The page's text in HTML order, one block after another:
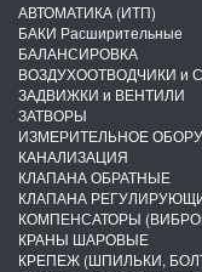
АВТОМАТИКА (ИТП)
БАКИ Расширительные
БАЛАНСИРОВКА
ВОЗДУХООТВОДЧИКИ и
ЗАДВИЖКИ и ВЕНТИЛИ
ЗАТВОРЫ
ИЗМЕРИТЕЛЬНОЕ
КАНАЛИЗАЦИЯ
КЛАПАНА ОБРАТНЫЕ
КЛАПАНА
КОМПЕНСАТОРЫ
КРАНЫ ШАРОВЫЕ
КРЕПЕЖ (ШПИЛЬКИ,